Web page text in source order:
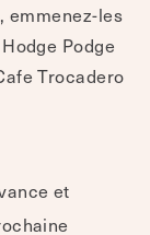
emmenez-les
Podge
Trocadero
et